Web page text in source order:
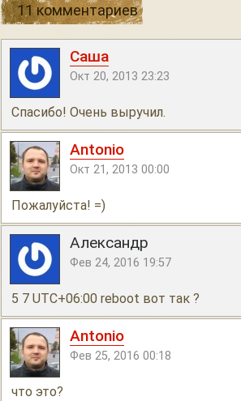
11 комментариев
Саша
Окт 20, 2013 23:23
Спасибо! Очень выручил.
Antonio
Окт 21, 2013 00:00
Пожалуйста! =)
Александр
Фев 24, 2016 19:57
5 7 UTC+06:00 reboot вот так ?
Antonio
Фев 25, 2016 00:18
что это?